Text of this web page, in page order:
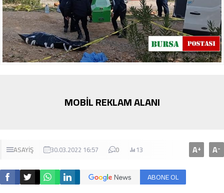
MOBİL REKLAM ALANI
ASAYİŞ 30.03.2022 16:57 0 13 A+ A-
ABONE OL